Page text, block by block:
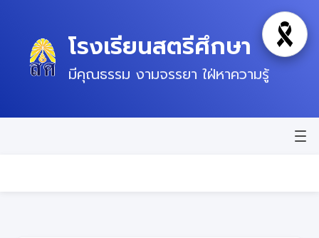
โรงเรียนสตรีศึกษา
มีคุณธรรม งามจรรยา ใฝ่หาความรู้
โหมดไ